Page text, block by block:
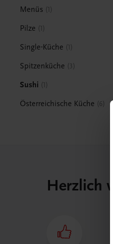
Menüs 1
Pilze 1
Single-Küche 1
Spitzenküche 3
Sushi 1
Österreichische Küche 6
Herzlich